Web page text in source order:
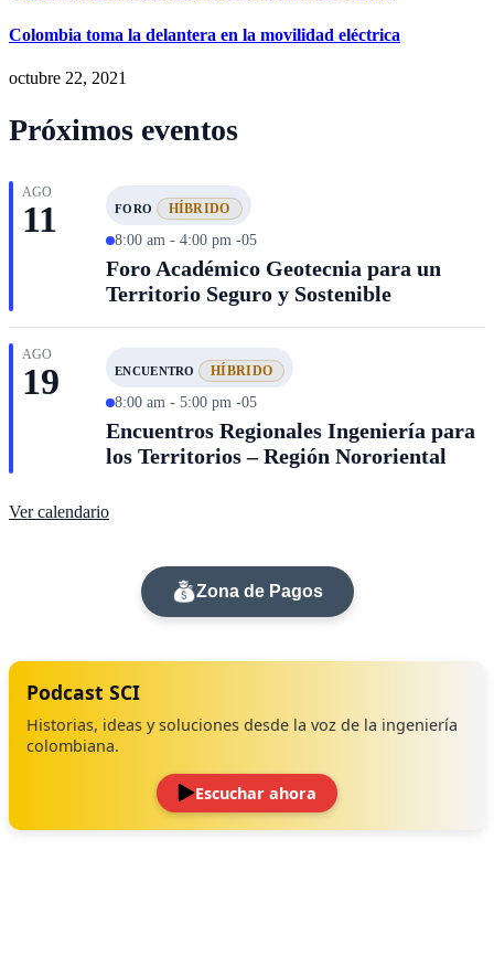
Colombia toma la delantera en la movilidad eléctrica
octubre 22, 2021
Próximos eventos
AGO
11 FORO HÍBRIDO
8:00 am - 4:00 pm -05
Foro Académico Geotecnia para un
Territorio Seguro y Sostenible
AGO
19 ENCUENTRO HÍBRIDO
8:00 am - 5:00 pm -05
Encuentros Regionales Ingeniería para
los Territorios – Región Nororiental
Ver calendario
Zona de Pagos
Podcast SCI
Historias, ideas y soluciones desde la voz de la ingeniería
colombiana.
Escuchar ahora